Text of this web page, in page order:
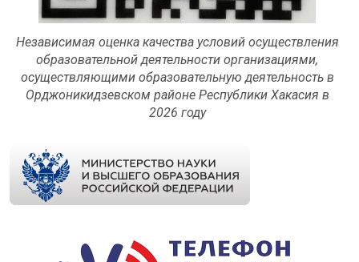
Независимая оценка качества условий осуществления
образовательной деятельности организациями,
осуществляющими образовательную деятельность в
Орджоникидзевском районе Республики Хакасия в
2026 году